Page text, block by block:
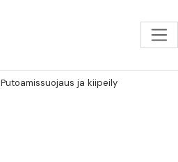
Putoamissuojaus ja kiipeily